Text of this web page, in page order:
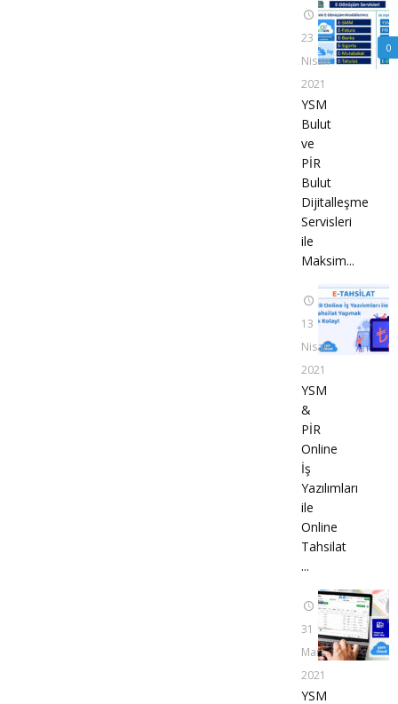
0
23
Nisan
2021
YSM
Bulut
ve
PİR
Bulut
Dijitalleşme
Servisleri
ile
Maksim...
13
Nisan
2021
YSM
&
PİR
Online
İş
Yazılımları
ile
Online
Tahsilat
...
31
Mart
2021
YSM